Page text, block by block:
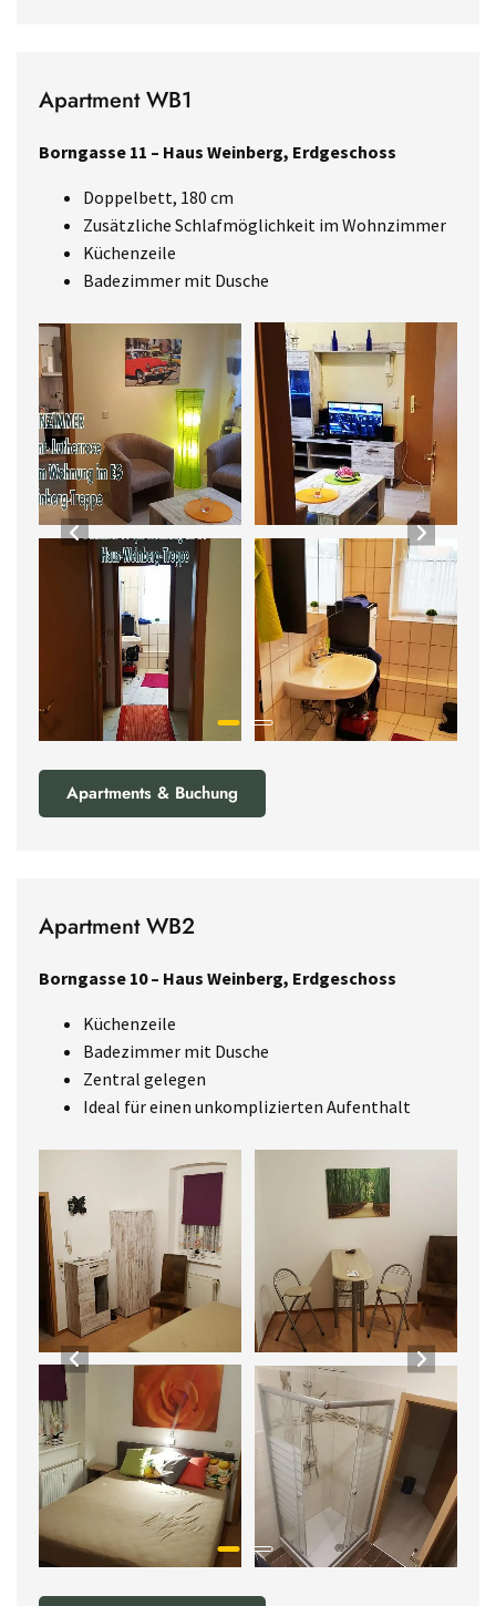
Apartment WB1
Borngasse 11 – Haus Weinberg, Erdgeschoss
Doppelbett, 180 cm
Zusätzliche Schlafmöglichkeit im Wohnzimmer
Küchenzeile
Badezimmer mit Dusche
Apartments & Buchung
Apartment WB2
Borngasse 10 – Haus Weinberg, Erdgeschoss
Küchenzeile
Badezimmer mit Dusche
Zentral gelegen
Ideal für einen unkomplizierten Aufenthalt